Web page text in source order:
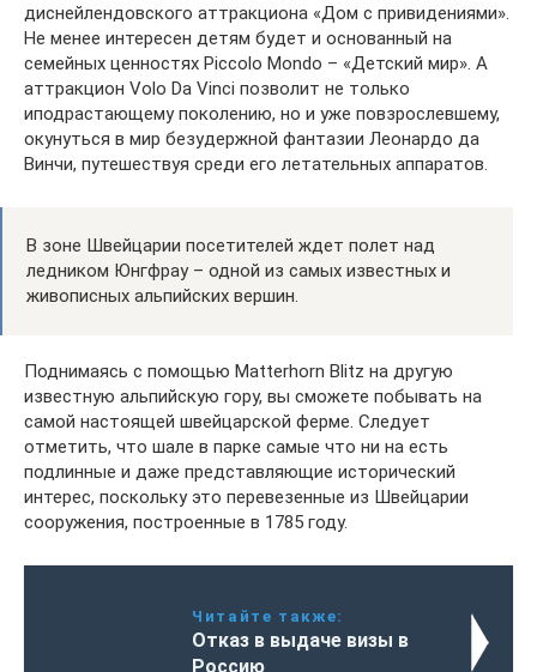
диснейлендовского аттракциона «Дом с привидениями».
Не менее интересен детям будет и основанный на
семейных ценностях Piccolo Mondo – «Детский мир». А
аттракцион Volo Da Vinci позволит не только
иподрастающему поколению, но и уже повзрослевшему,
окунуться в мир безудержной фантазии Леонардо да
Винчи, путешествуя среди его летательных аппаратов.
В зоне Швейцарии посетителей ждет полет над
ледником Юнгфрау – одной из самых известных и
живописных альпийских вершин.
Поднимаясь с помощью Matterhorn Blitz на другую
известную альпийскую гору, вы сможете побывать на
самой настоящей швейцарской ферме. Следует
отметить, что шале в парке самые что ни на есть
подлинные и даже представляющие исторический
интерес, поскольку это перевезенные из Швейцарии
сооружения, построенные в 1785 году.
Читайте также:
Отказ в выдаче визы в
Россию